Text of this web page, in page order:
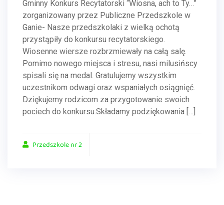
Gminny Konkurs Recytatorski “Wiosna, ach to Ty…”
zorganizowany przez Publiczne Przedszkole w
Ganie- Nasze przedszkolaki z wielką ochotą
przystąpiły do konkursu recytatorskiego.
Wiosenne wiersze rozbrzmiewały na całą salę.
Pomimo nowego miejsca i stresu, nasi milusińscy
spisali się na medal. Gratulujemy wszystkim
uczestnikom odwagi oraz wspaniałych osiągnięć.
Dziękujemy rodzicom za przygotowanie swoich
pociech do konkursu.Składamy podziękowania […]
Przedszkole nr 2